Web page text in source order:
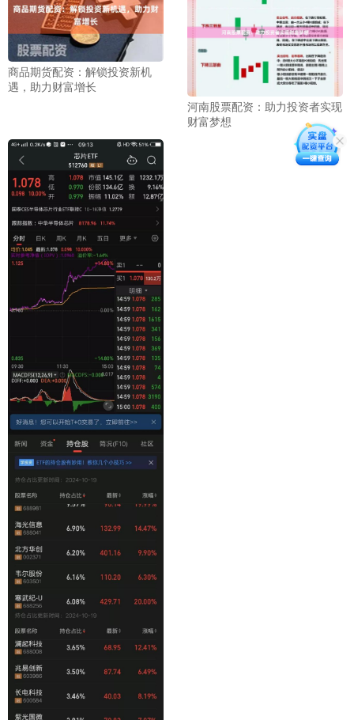
商品期货配资：解锁投资新机
遇，助力财富增长
河南股票配资：助力投资者实现
财富梦想